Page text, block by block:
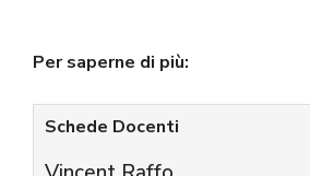
Per saperne di più:
Schede Docenti